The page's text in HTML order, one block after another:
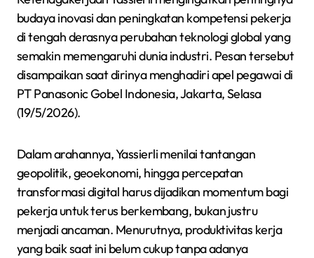
budaya inovasi dan peningkatan kompetensi pekerja
di tengah derasnya perubahan teknologi global yang
semakin memengaruhi dunia industri. Pesan tersebut
disampaikan saat dirinya menghadiri apel pegawai di
PT Panasonic Gobel Indonesia, Jakarta, Selasa
(19/5/2026).
Dalam arahannya, Yassierli menilai tantangan
geopolitik, geoekonomi, hingga percepatan
transformasi digital harus dijadikan momentum bagi
pekerja untuk terus berkembang, bukan justru
menjadi ancaman. Menurutnya, produktivitas kerja
yang baik saat ini belum cukup tanpa adanya